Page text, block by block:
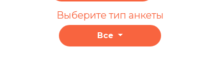
Выберите тип анкеты
Все